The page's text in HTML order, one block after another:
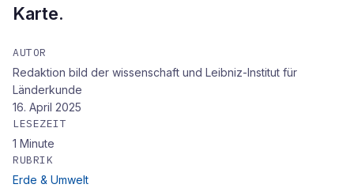
Karte.
AUTOR
Redaktion bild der wissenschaft und Leibniz-Institut für
Länderkunde
16. April 2025
LESEZEIT
1 Minute
RUBRIK
Erde & Umwelt